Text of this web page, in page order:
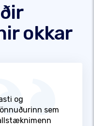
okkar
og
sem